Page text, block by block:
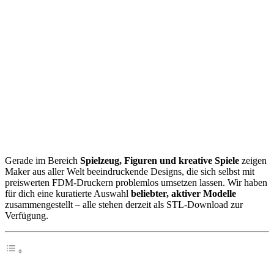
Gerade im Bereich Spielzeug, Figuren und kreative Spiele zeigen
Maker aus aller Welt beeindruckende Designs, die sich selbst mit
preiswerten FDM-Druckern problemlos umsetzen lassen. Wir haben
für dich eine kuratierte Auswahl beliebter, aktiver Modelle
zusammengestellt – alle stehen derzeit als STL-Download zur
Verfügung.